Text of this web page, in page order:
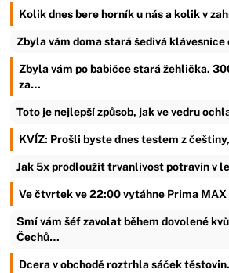
Kolik dnes bere horník u nás a kolik v
Zbyla vám doma stará šedivá
Zbyla vám po babičce stará žehlička.
za…
Toto je nejlepší způsob, jak ve vedru
KVÍZ: Prošli byste dnes testem z
Jak 5x prodloužit trvanlivost potravin v
Ve čtvrtek ve 22:00 vytáhne Prima
Smí vám šéf zavolat během dovolené
Čechů…
Dcera v obchodě roztrhla sáček